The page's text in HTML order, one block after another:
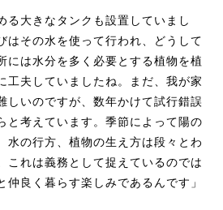
る大きなタンクも設置していまし
はその水を使って行われ、どうして
には水分を多く必要とする植物を植
工夫していましたね。まだ、我が家
しいのですが、数年かけて試行錯誤
と考えています。季節によって陽の
水の行方、植物の生え方は段々とわ
これは義務として捉えているのでは
仲良く暮らす楽しみであるんです」